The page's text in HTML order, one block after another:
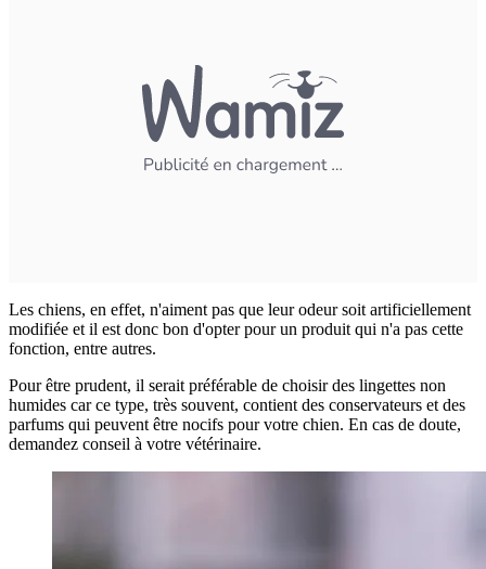
Les chiens, en effet, n'aiment pas que leur odeur soit artificiellement
modifiée et il est donc bon d'opter pour un produit qui n'a pas cette
fonction, entre autres.
Pour être prudent, il serait préférable de choisir des lingettes non
humides car ce type, très souvent, contient des conservateurs et des
parfums qui peuvent être nocifs pour votre chien. En cas de doute,
demandez conseil à votre vétérinaire.